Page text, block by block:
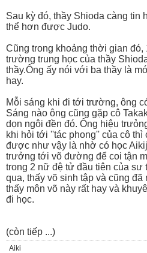
Sau kỳ đó, thầy Shioda càng tin
thể hơn được Judo.
Cũng trong khoảng thời gian
trường trung học của thầy
thầy.Ông ấy nói với ba thầy là
hay.
Mỗi sáng khi đi tới trường, ông
Sáng nào ông cũng gặp cô
dọn ngôi đền đó. Ông hiệu
khi hỏi tới ''tác phong'' của cô
được như vậy là nhờ có học
trưởng tới võ đường để coi tận
trong 2 nữ đệ tử đầu tiên của sư
qua, thấy võ sinh tập và cũng
thấy môn võ này rất hay và
đi học.
(còn tiếp ...)
Aiki